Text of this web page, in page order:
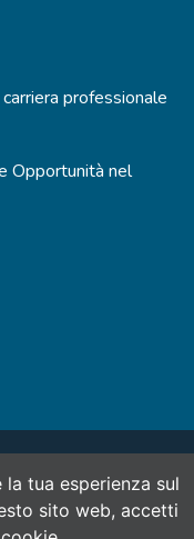
professionale
Opportunità nel
SinerVis Company
- 1988928
accreditato alla
tua esperienza sul
sito web, accetti